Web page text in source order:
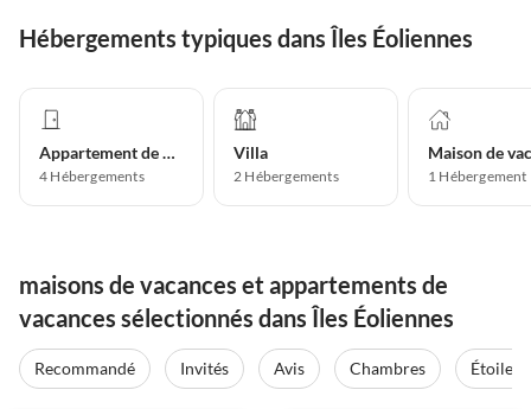
Hébergements typiques dans Îles Éoliennes
Appartement de vacances
4 Hébergements
Villa
2 Hébergements 1 Hébergement
maisons de vacances et appartements de
vacances sélectionnés dans Îles Éoliennes
Recommandé Invités Avis Chambres Étoiles
Meilleure
Annonce
Meilleure
Annonce